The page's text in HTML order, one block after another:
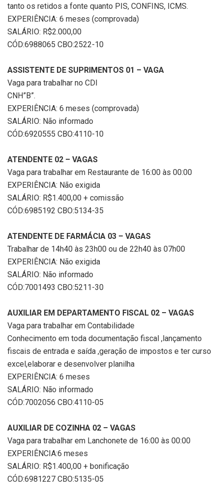
tanto os retidos a fonte quanto PIS, CONFINS, ICMS.
EXPERIÊNCIA: 6 meses (comprovada)
SALÁRIO: R$2.000,00
CÓD:6988065 CBO:2522-10
ASSISTENTE DE SUPRIMENTOS 01 – VAGA
Vaga para trabalhar no CDI
CNH”B”.
EXPERIÊNCIA: 6 meses (comprovada)
SALÁRIO: Não informado
CÓD:6920555 CBO:4110-10
ATENDENTE 02 – VAGAS
Vaga para trabalhar em Restaurante de 16:00 às 00:00
EXPERIÊNCIA: Não exigida
SALÁRIO: R$1.400,00 + comissão
CÓD:6985192 CBO:5134-35
ATENDENTE DE FARMÁCIA 03 – VAGAS
Trabalhar de 14h40 às 23h00 ou de 22h40 às 07h00
EXPERIÊNCIA: Não exigida
SALÁRIO: Não informado
CÓD:7001493 CBO:5211-30
AUXILIAR EM DEPARTAMENTO FISCAL 02 – VAGAS
Vaga para trabalhar em Contabilidade
Conhecimento em toda documentação fiscal ,lançamento
fiscais de entrada e saída ,geração de impostos e ter curso
excel,elaborar e desenvolver planilha
EXPERIÊNCIA: 6 meses
SALÁRIO: Não informado
CÓD:7002056 CBO:4110-05
AUXILIAR DE COZINHA 02 – VAGAS
Vaga para trabalhar em Lanchonete de 16:00 às 00:00
EXPERIÊNCIA:6 meses
SALÁRIO: R$1.400,00 + bonificação
CÓD:6981227 CBO:5135-05